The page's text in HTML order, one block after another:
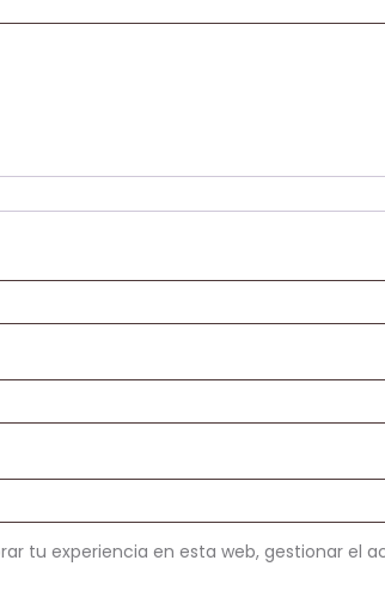
tu experiencia en esta web, gestionar el